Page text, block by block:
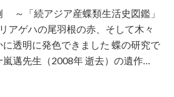
「続アジア産蝶類生活史図鑑」
アゲハの尾羽根の赤、そして木々
透明に発色できました 蝶の研究で
邁先生（2008年 逝去）の遺作…